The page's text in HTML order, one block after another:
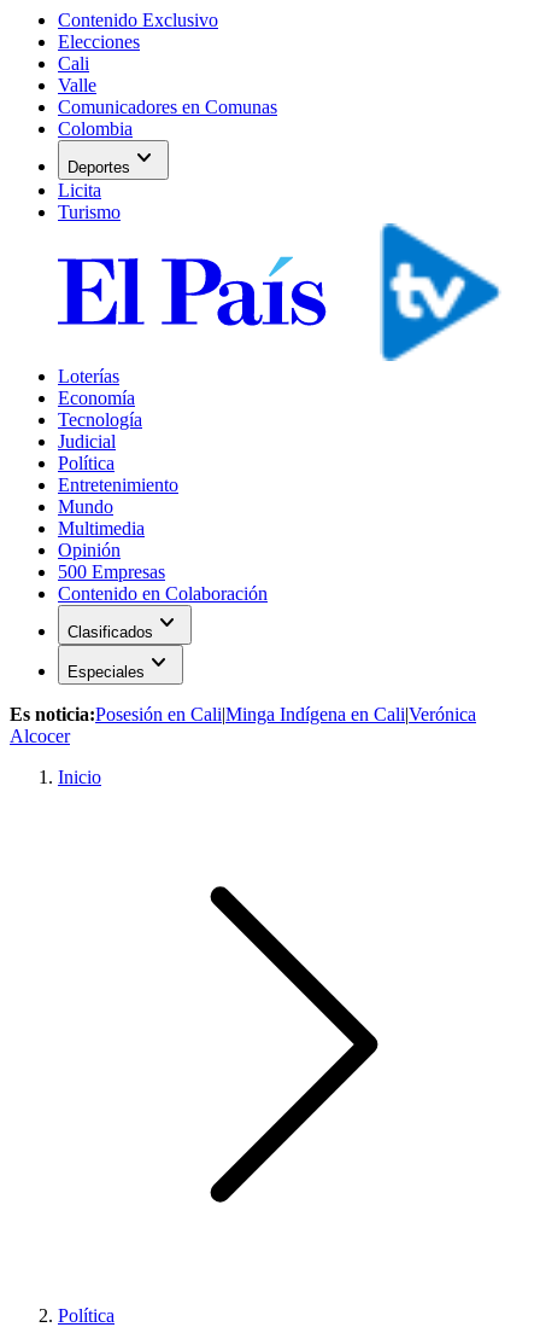
Contenido Exclusivo
Elecciones
Cali
Valle
Comunicadores en Comunas
Colombia
Deportes expand_more
Licita
Turismo
Loterías
Economía
Tecnología
Judicial
Política
Entretenimiento
Mundo
Multimedia
Opinión
500 Empresas
Contenido en Colaboración
Clasificados expand_more
Especiales expand_more
Es noticia:Posesión en Cali|Minga Indígena en Cali|Verónica
Alcocer
Inicio
Política